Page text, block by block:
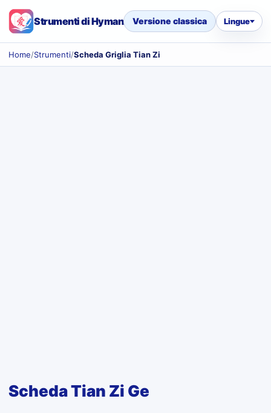
Strumenti di Hyman Versione classica Lingue
Home/Strumenti/Scheda Griglia Tian Zi
Scheda Tian Zi Ge